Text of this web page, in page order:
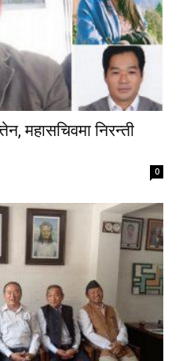
महासचिवमा निरन्ती
0